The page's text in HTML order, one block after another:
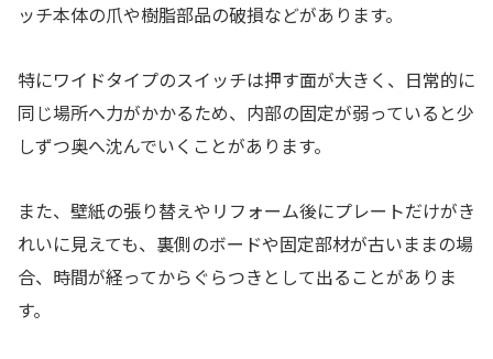
ッチ本体の爪や樹脂部品の破損などがあります。
特にワイドタイプのスイッチは押す面が大きく、日常的に
同じ場所へ力がかかるため、内部の固定が弱っていると少
しずつ奥へ沈んでいくことがあります。
また、壁紙の張り替えやリフォーム後にプレートだけがき
れいに見えても、裏側のボードや固定部材が古いままの場
合、時間が経ってからぐらつきとして出ることがありま
す。